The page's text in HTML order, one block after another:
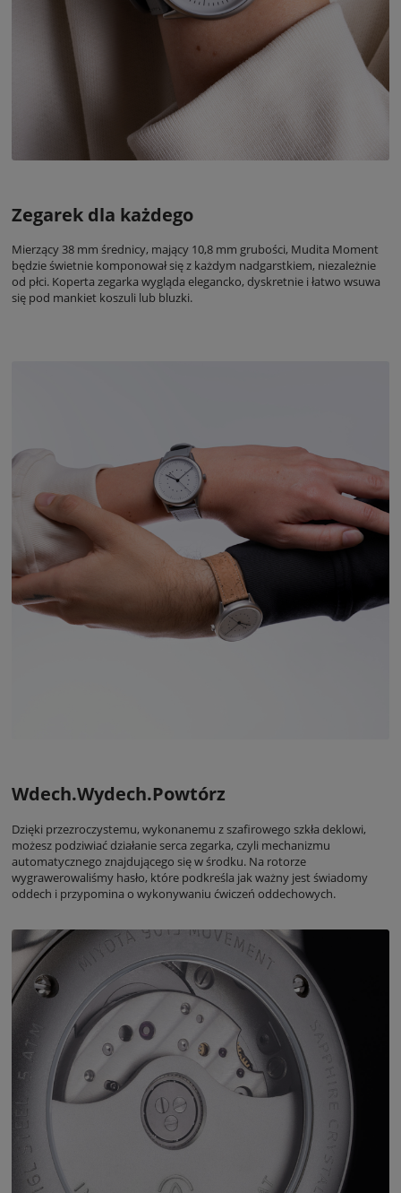
Zegarek dla każdego
Mierzący 38 mm średnicy, mający 10,8 mm grubości, Mudita Moment
będzie świetnie komponował się z każdym nadgarstkiem, niezależnie
od płci. Koperta zegarka wygląda elegancko, dyskretnie i łatwo wsuwa
się pod mankiet koszuli lub bluzki.
Wdech.Wydech.Powtórz
Dzięki przezroczystemu, wykonanemu z szafirowego szkła deklowi,
możesz podziwiać działanie serca zegarka, czyli mechanizmu
automatycznego znajdującego się w środku. Na rotorze
wygrawerowaliśmy hasło, które podkreśla jak ważny jest świadomy
oddech i przypomina o wykonywaniu ćwiczeń oddechowych.